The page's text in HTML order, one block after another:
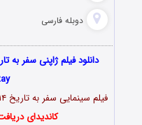
دوبله فارسی
فیلم سینمایی سفر به تاریخ ۲۰۱۴ با کیفیت 1080p & 720p & 480p
کاندیدای